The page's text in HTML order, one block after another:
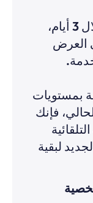
إذا لم تقم بتقليل استخدامك خلال 3 أيام،
العرض
بمستويات
فإنك
لبقية